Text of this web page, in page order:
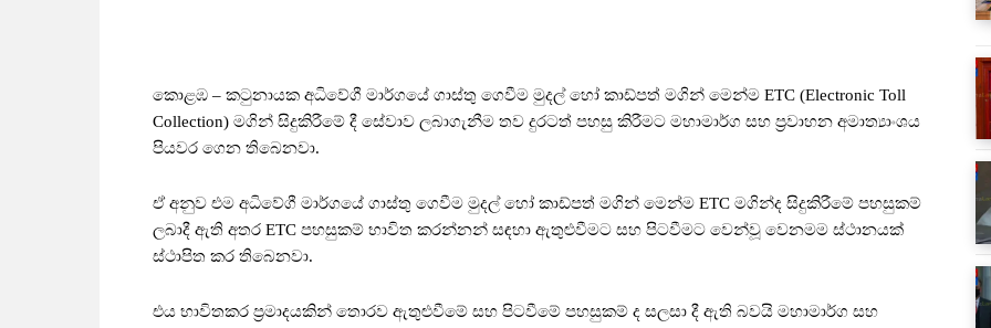
කොළඹ – කටුනායක අධිවේගී මාර්ගයේ ගාස්තු ගෙවීම මුදල් හෝ කාඩ්පත් මගින් මෙන්ම ETC (Electronic Toll
Collection) මගින් සිදුකිරීමේ දී සේවාව ලබාගැනීම තව දුරටත් පහසු කිරීමට මහාමාර්ග සහ ප්‍රවාහන අමාත්‍යාංශය
පියවර ගෙන තිබෙනවා.
ඒ අනුව එම අධිවේගී මාර්ගයේ ගාස්තු ගෙවීම මුදල් හෝ කාඩ්පත් මගින් මෙන්ම ETC මගින්ද සිදුකිරීමේ පහසුකම්
ලබාදී ඇති අතර ETC පහසුකම් භාවිත කරන්නන් සඳහා ඇතුළුවීමට සහ පිටවීමට වෙන්වූ වෙනමම ස්ථානයක්
ස්ථාපිත කර තිබෙනවා.
එය භාවිතකර ප්‍රමාදයකින් තොරව ඇතුළුවීමේ සහ පිටවීමේ පහසුකම් ද සලසා දී ඇති බවයි මහාමාර්ග සහ